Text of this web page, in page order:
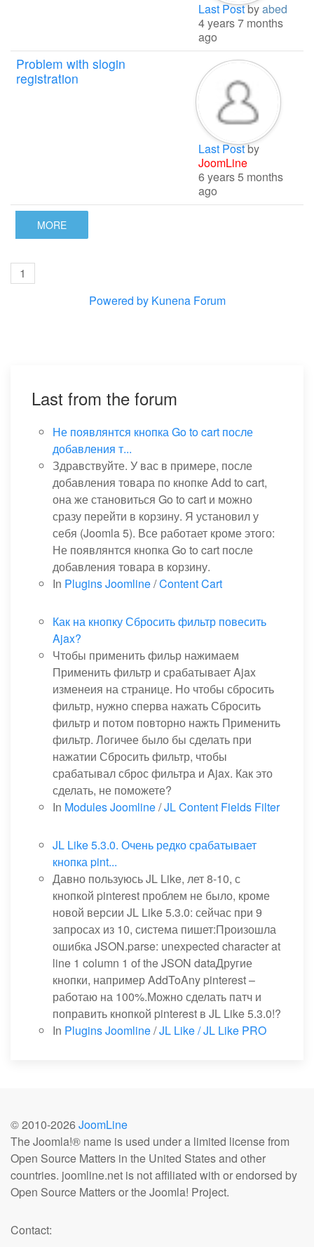
MORE
Last Postbyabed
4 years 7 months
ago
Problem with slogin
registration
Last Postby
JoomLine
6 years 5 months
ago
1
Powered by Kunena Forum
Last from the forum
Не появлянтся кнопка Go to cart после
добавления т...
Здравствуйте. У вас в примере, после
добавления товара по кнопке Add to cart,
она же становиться Go to cart и можно
сразу перейти в корзину. Я установил у
себя (Joomla 5). Все работает кроме этого:
Не появлянтся кнопка Go to cart после
добавления товара в корзину.
In Plugins Joomline/Content Cart
Как на кнопку Сбросить фильтр повесить
Ajax?
Чтобы применить фильр нажимаем
Применить фильтр и срабатывает Ajax
изменеия на странице. Но чтобы сбросить
фильтр, нужно сперва нажать Сбросить
фильтр и потом повторно нажть Применить
фильтр. Логичее было бы сделать при
нажатии Сбросить фильтр, чтобы
срабатывал сброс фильтра и Ajax. Как это
сделать, не поможете?
In Modules Joomline/JL Content Fields Filter
JL Like 5.3.0. Очень редко срабатывает
кнопка pint...
Давно пользуюсь JL Like, лет 8-10, с
кнопкой pinterest проблем не было, кроме
новой версии JL Like 5.3.0: сейчас при 9
запросах из 10, система пишет:Произошла
ошибка JSON.parse: unexpected character at
line 1 column 1 of the JSON dataДругие
кнопки, например AddToAny pinterest –
работаю на 100%.Можно сделать патч и
поправить кнопкой pinterest в JL Like 5.3.0!?
In Plugins Joomline/JL Like / JL Like PRO
© 2010-2026 JoomLine
The Joomla!® name is used under a limited license from
Open Source Matters in the United States and other
countries. joomline.net is not affiliated with or endorsed by
Open Source Matters or the Joomla! Project.
Contact: